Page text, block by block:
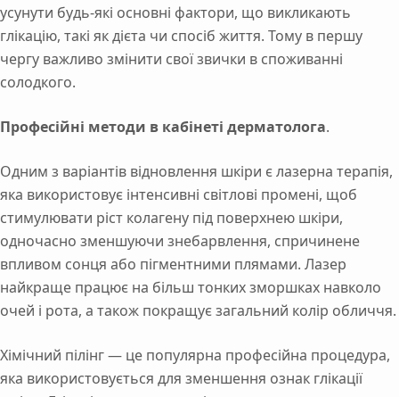
усунути будь-які основні фактори, що викликають
глікацію, такі як дієта чи спосіб життя. Тому в першу
чергу важливо змінити свої звички в споживанні
солодкого.
Професійні методи в кабінеті дерматолога.
Одним з варіантів відновлення шкіри є лазерна терапія,
яка використовує інтенсивні світлові промені, щоб
стимулювати ріст колагену під поверхнею шкіри,
одночасно зменшуючи знебарвлення, спричинене
впливом сонця або пігментними плямами. Лазер
найкраще працює на більш тонких зморшках навколо
очей і рота, а також покращує загальний колір обличчя.
Хімічний пілінг — це популярна професійна процедура,
яка використовується для зменшення ознак глікації